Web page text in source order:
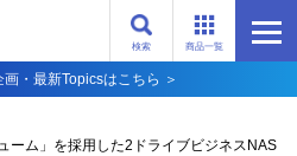
商品一覧
検索
・最新Topicsはこちら ＞
ーム」を採用した2ドライブビジネスNAS